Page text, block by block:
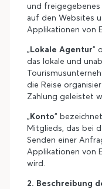
und
auf den Websites
Applikationen von
„Lokale Agentur"
das lokale und
die Reise
Zahlung geleistet
„Konto"
Mitglieds, das bei
Senden einer
Applikationen von
wird.
2. Beschreibung